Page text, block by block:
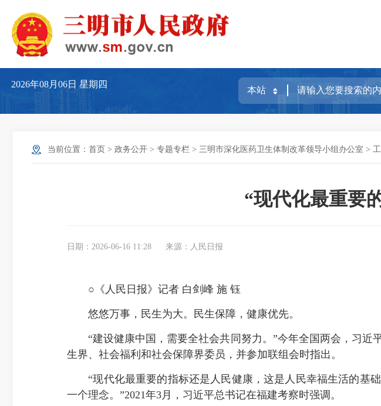
2026年08月06日星期四
当前位置： 首页 > 政务公开 > 专题专栏 > 三明市深化医药卫生体制改革领导小组办公室 >
“现代化最重要
日期：2026-06-16 11:28 来源：人民日报
○《人民日报》记者 白剑峰 施 钰
悠悠万事，民生为大。民生保障，健康优先。
“建设健康中国，需要全社会共同努力。”今年全国两会，习近
生界、社会福利和社会保障界委员，并参加联组会时指出。
“现代化最重要的指标还是人民健康，这是人民幸福生活的基
一个理念。”2021年3月，习近平总书记在福建考察时强调。